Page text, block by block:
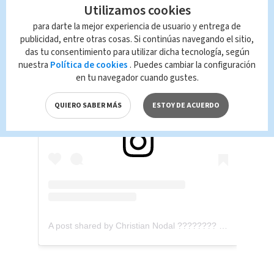
View this post on Instagram
Utilizamos cookies
para darte la mejor experiencia de usuario y entrega de
publicidad, entre otras cosas. Si continúas navegando el sitio,
das tu consentimiento para utilizar dicha tecnología, según
nuestra Política de cookies . Puedes cambiar la configuración
en tu navegador cuando gustes.
QUIERO SABER MÁS ESTOY DE ACUERDO